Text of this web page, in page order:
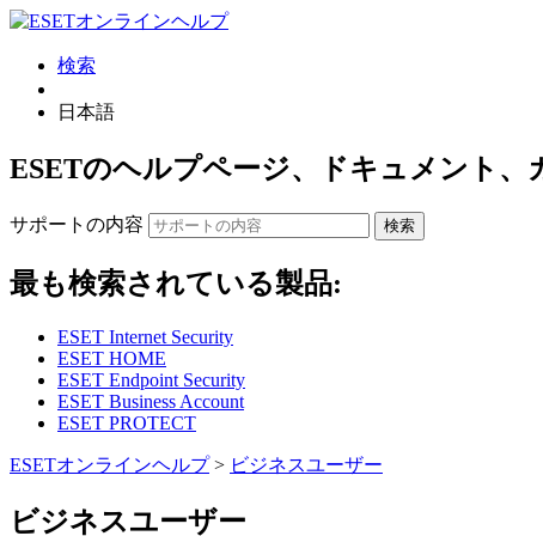
検索
日本語
ESETのヘルプページ、ドキュメント、
サポートの内容 検索
最も検索されている製品:
ESET Internet Security
ESET HOME
ESET Endpoint Security
ESET Business Account
ESET PROTECT
ESETオンラインヘルプ> ビジネスユーザー
ビジネスユーザー